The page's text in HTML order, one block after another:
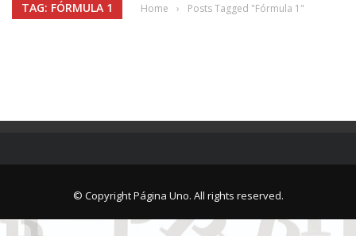
TAG: FÓRMULA 1 Home › Posts Tagged "Fórmula 1"
© Copyright Página Uno. All rights reserved.